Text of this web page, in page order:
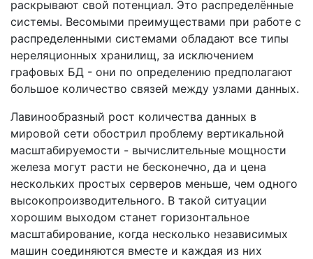
раскрывают свой потенциал. Это распределённые
системы. Весомыми преимуществами при работе с
распределенными системами обладают все типы
нереляционных хранилищ, за исключением
графовых БД - они по определению предполагают
большое количество связей между узлами данных.
Лавинообразный рост количества данных в
мировой сети обострил проблему вертикальной
масштабируемости - вычислительные мощности
железа могут расти не бесконечно, да и цена
нескольких простых серверов меньше, чем одного
высокопроизводительного. В такой ситуации
хорошим выходом станет горизонтальное
масштабирование, когда несколько независимых
машин соединяются вместе и каждая из них